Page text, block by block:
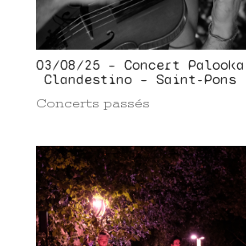
03/08/25 – Concert
Clandestino – Saint-Pons
Concerts passés